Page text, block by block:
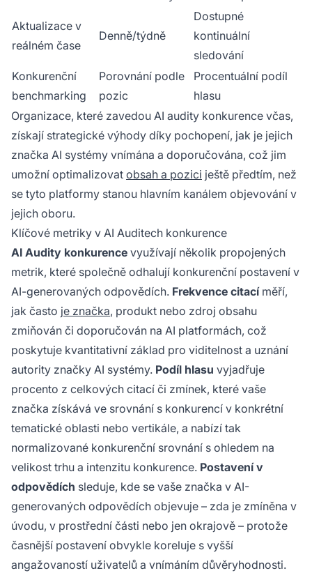
Aktualizace v
reálném čase
Denně/týdně
Dostupné
kontinuální
sledování
Konkurenční
benchmarking
Porovnání podle
pozic
Procentuální podíl
hlasu
Organizace, které zavedou AI audity konkurence včas,
získají strategické výhody díky pochopení, jak je jejich
značka AI systémy vnímána a doporučována, což jim
umožní optimalizovat obsah a pozici ještě předtím, než
se tyto platformy stanou hlavním kanálem objevování v
jejich oboru.
Klíčové metriky v AI Auditech konkurence
AI Audity konkurence využívají několik propojených
metrik, které společně odhalují konkurenční postavení v
AI-generovaných odpovědích. Frekvence citacíměří,
jak často je značka, produkt nebo zdroj obsahu
zmiňován či doporučován na AI platformách, což
poskytuje kvantitativní základ pro viditelnost a uznání
autority značky AI systémy. Podíl hlasu vyjadřuje
procento z celkových citací či zmínek, které vaše
značka získává ve srovnání s konkurencí v konkrétní
tematické oblasti nebo vertikále, a nabízí tak
normalizované konkurenční srovnání s ohledem na
velikost trhu a intenzitu konkurence. Postavení v
odpovědích sleduje, kde se vaše značka v AI-
generovaných odpovědích objevuje – zda je zmíněna v
úvodu, v prostřední části nebo jen okrajově – protože
časnější postavení obvykle koreluje s vyšší
angažovaností uživatelů a vnímáním důvěryhodnosti.